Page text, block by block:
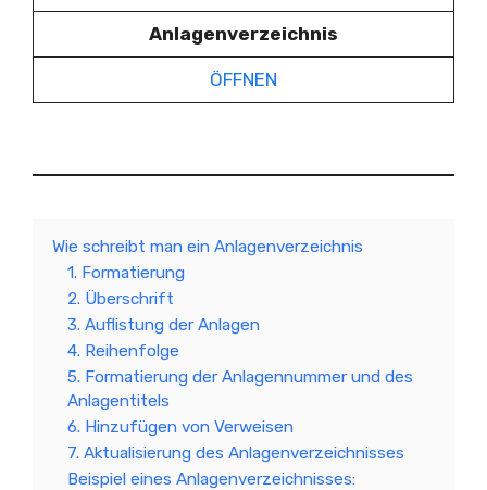
Anlagenverzeichnis
ÖFFNEN
Wie schreibt man ein Anlagenverzeichnis
1. Formatierung
2. Überschrift
3. Auflistung der Anlagen
4. Reihenfolge
5. Formatierung der Anlagennummer und des
Anlagentitels
6. Hinzufügen von Verweisen
7. Aktualisierung des Anlagenverzeichnisses
Beispiel eines Anlagenverzeichnisses: